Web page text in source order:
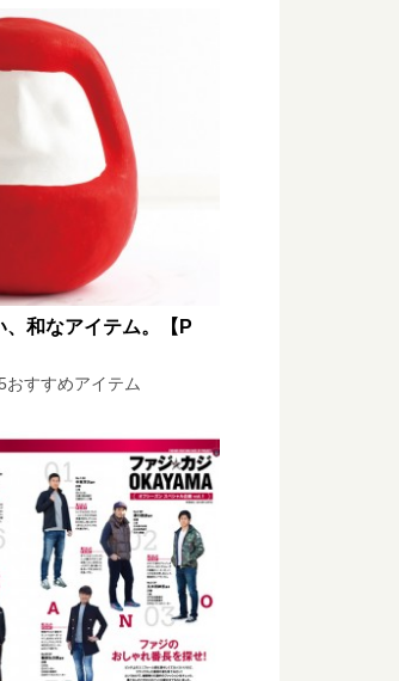
和なアイテム。【P
すすめアイテム